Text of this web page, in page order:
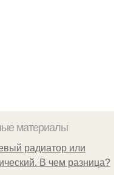
материалы
радиатор или
В чем разница?